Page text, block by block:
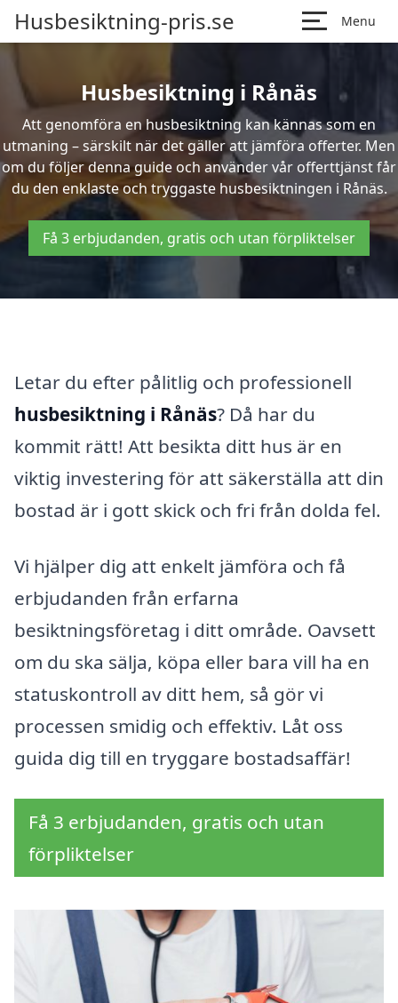
Husbesiktning-pris.se Menu
Husbesiktning i Rånäs
Att genomföra en husbesiktning kan kännas som en
utmaning – särskilt när det gäller att jämföra offerter. Men
om du följer denna guide och använder vår offerttjänst får
du den enklaste och tryggaste husbesiktningen i Rånäs.
Få 3 erbjudanden, gratis och utan förpliktelser
Letar du efter pålitlig och professionell
husbesiktning i Rånäs? Då har du
kommit rätt! Att besikta ditt hus är en
viktig investering för att säkerställa att din
bostad är i gott skick och fri från dolda fel.
Vi hjälper dig att enkelt jämföra och få
erbjudanden från erfarna
besiktningsföretag i ditt område. Oavsett
om du ska sälja, köpa eller bara vill ha en
statuskontroll av ditt hem, så gör vi
processen smidig och effektiv. Låt oss
guida dig till en tryggare bostadsaffär!
Få 3 erbjudanden, gratis och utan
förpliktelser